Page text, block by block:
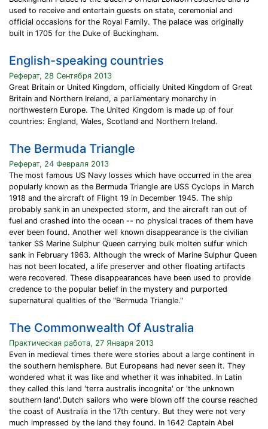
used to receive and entertain guests on state, ceremonial and
official occasions for the Royal Family. The palace was originally
built in 1705 for the Duke of Buckingham.
English-speaking countries
Реферат, 28 Сентября 2013
Great Britain or United Kingdom, officially United Kingdom of Great
Britain and Northern Ireland, a parliamentary monarchy in
northwestern Europe. The United Kingdom is made up of four
countries: England, Wales, Scotland and Northern Ireland.
The Bermuda Triangle
Реферат, 24 Февраля 2013
The most famous US Navy losses which have occurred in the area
popularly known as the Bermuda Triangle are USS Cyclops in March
1918 and the aircraft of Flight 19 in December 1945. The ship
probably sank in an unexpected storm, and the aircraft ran out of
fuel and crashed into the ocean -- no physical traces of them have
ever been found. Another well known disappearance is the civilian
tanker SS Marine Sulphur Queen carrying bulk molten sulfur which
sank in February 1963. Although the wreck of Marine Sulphur Queen
has not been located, a life preserver and other floating artifacts
were recovered. These disappearances have been used to provide
credence to the popular belief in the mystery and purported
supernatural qualities of the "Bermuda Triangle."
The Commonwealth Of Australia
Практическая работа, 27 Января 2013
Even in medieval times there were stories about a large continent in
the southern hemisphere. But Europeans had never seen it. They
wondered what it was like and whether it was inhabited. In Latin
they called this land 'terra australis incognita' or 'the unknown
southern land'.Dutch sailors who were blown off the course reached
the coast of Australia in the 17th century. But they were not very
much impressed by the land they found. In 1642 Captain Abel